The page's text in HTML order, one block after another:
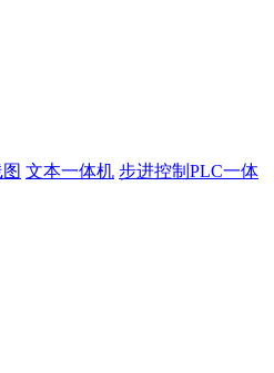
文本一体机 步进控制PLC一体